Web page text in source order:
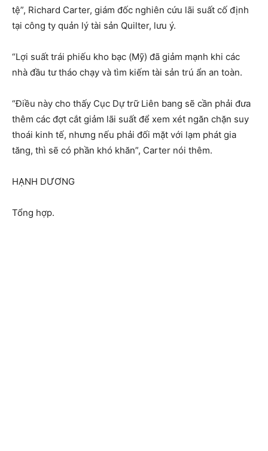
tệ”, Richard Carter, giám đốc nghiên cứu lãi suất cố định
tại công ty quản lý tài sản Quilter, lưu ý.
“Lợi suất trái phiếu kho bạc (Mỹ) đã giảm mạnh khi các
nhà đầu tư tháo chạy và tìm kiếm tài sản trú ẩn an toàn.
“Điều này cho thấy Cục Dự trữ Liên bang sẽ cần phải đưa
thêm các đợt cắt giảm lãi suất để xem xét ngăn chặn suy
thoái kinh tế, nhưng nếu phải đối mặt với lạm phát gia
tăng, thì sẽ có phần khó khăn”, Carter nói thêm.
HẠNH DƯƠNG
Tổng hợp.